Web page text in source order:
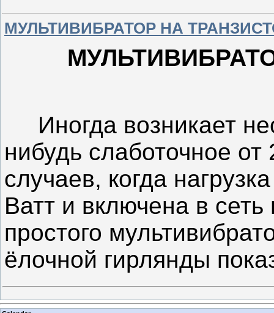
МУЛЬТИВИБРАТОР НА
Иногда возникает
нибудь слаботочное от
случаев, когда
Ватт и включена в
простого
ёлочной гирлянды